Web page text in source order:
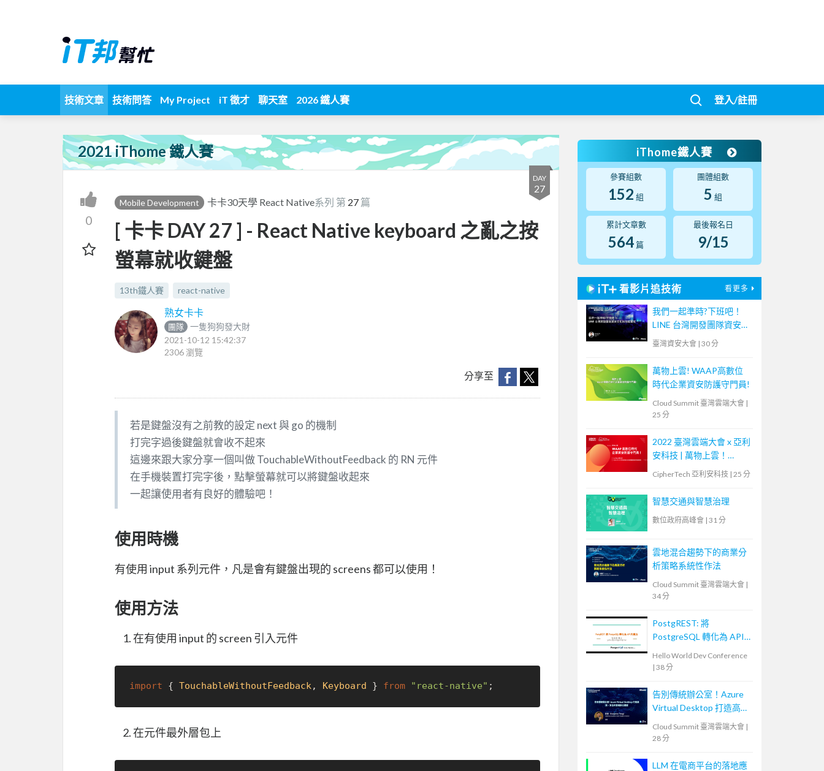
技術文章 技術問答 My Project iT 徵才 聊天室 2026 鐵人賽 登入/註冊
2021 iThome 鐵人賽
DAY
27
0
Mobile Development 卡卡30天學 React Native系列 第 27 篇
[ 卡卡 DAY 27 ] - React Native keyboard 之亂之按
螢幕就收鍵盤
13th鐵人賽 react-native
熟女卡卡
團隊
一隻狗狗發大財
2021-10-12 15:42:37
2306 瀏覽
分享至
若是鍵盤沒有之前教的設定 next 與 go 的機制
打完字過後鍵盤就會收不起來
這邊來跟大家分享一個叫做 TouchableWithoutFeedback 的 RN 元件
在手機裝置打完字後，點擊螢幕就可以將鍵盤收起來
一起讓使用者有良好的體驗吧！
使用時機
有使用 input 系列元件，凡是會有鍵盤出現的 screens 都可以使用！
使用方法
在有使用 input 的 screen 引入元件
import { TouchableWithoutFeedback, Keyboard } from "react-native"
在元件最外層包上
iThome鐵人賽
參賽組數
152 組
團體組數
5 組
累計文章數
564 篇
最後報名日
9/15
看影片追技術 看更多
我們一起準時?下班吧！
LINE 台灣開發團隊資安文
化與技能養成
臺灣資安大會 | 30 分
萬物上雲! WAAP高數位
時代企業資安防護守門員!
Cloud Summit 臺灣雲端大會 |
25 分
2022 臺灣雲端大會 x 亞利
安科技 | 萬物上雲！
WAAP 高數位時代企業資
CipherTech 亞利安科技 | 25 分
智慧交通與智慧治理
數位政府高峰會 | 31 分
雲地混合趨勢下的商業分
析策略系統性作法
Cloud Summit 臺灣雲端大會 |
34 分
PostgREST: 將
PostgreSQL 轉化為 API
Hello World Dev Conference
| 38 分
告別傳統辦公室！Azure
Virtual Desktop 打造高
效、安全的雲端辦公體驗
Cloud Summit 臺灣雲端大會 |
28 分
LLM 在電商平台的落地應